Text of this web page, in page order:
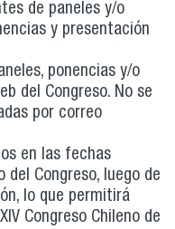
de paneles y/o
y presentación
ponencias y/o
del Congreso. No se
por correo
en las fechas
del Congreso, luego de
lo que permitirá
Congreso Chileno de